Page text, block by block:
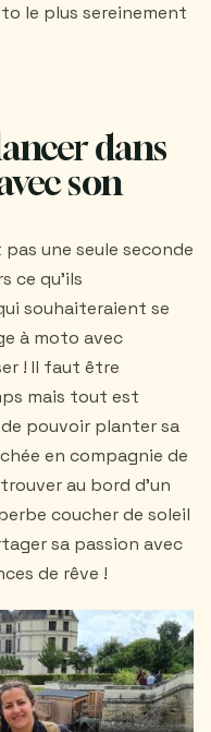
le plus sereinement
dans
son
une seule seconde
ce qu'ils
souhaiteraient se
à moto avec
! Il faut être
mais tout est
pouvoir planter sa
en compagnie de
au bord d'un
coucher de soleil
sa passion avec
de rêve !